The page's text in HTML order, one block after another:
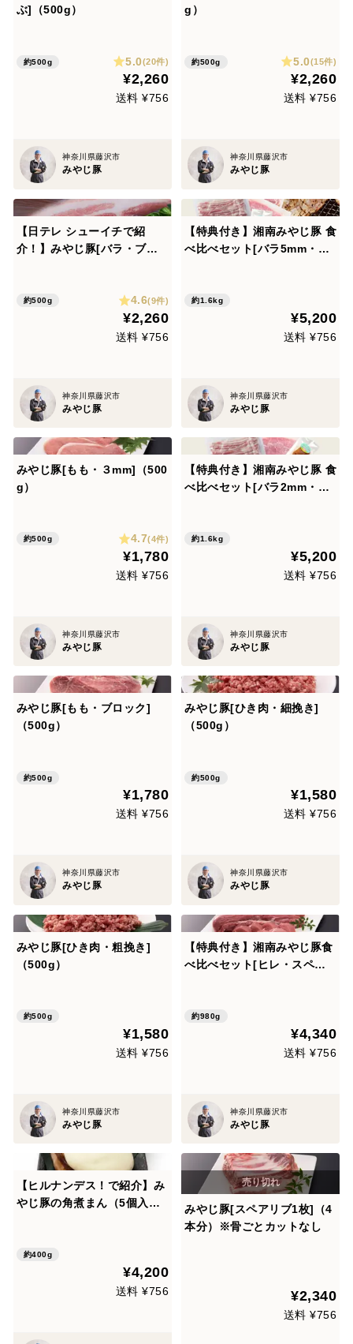
ぶ]（500g）
約500g 5.0(20件)
¥2,260
送料 ¥756
神奈川県藤沢市
みやじ豚
g）
約500g 5.0(15件)
¥2,260
送料 ¥756
神奈川県藤沢市
みやじ豚
【日テレ シューイチで紹
介！】みやじ豚[バラ・ブロ
約500g 4.6(9件)
¥2,260
送料 ¥756
神奈川県藤沢市
みやじ豚
【特典付き】湘南みやじ豚 食
べ比べセット[バラ5mm・も
約1.6kg
¥5,200
送料 ¥756
神奈川県藤沢市
みやじ豚
みやじ豚[もも・３mm]（500
g）
約500g 4.7(4件)
¥1,780
送料 ¥756
神奈川県藤沢市
みやじ豚
【特典付き】湘南みやじ豚 食
べ比べセット[バラ2mm・も
約1.6kg
¥5,200
送料 ¥756
神奈川県藤沢市
みやじ豚
みやじ豚[もも・ブロック]
（500g）
約500g
¥1,780
送料 ¥756
神奈川県藤沢市
みやじ豚
みやじ豚[ひき肉・細挽き]
（500g）
約500g
¥1,580
送料 ¥756
神奈川県藤沢市
みやじ豚
みやじ豚[ひき肉・粗挽き]
（500g）
約500g
¥1,580
送料 ¥756
神奈川県藤沢市
みやじ豚
【特典付き】湘南みやじ豚食
べ比べセット[ヒレ・スペア
約980g
¥4,340
送料 ¥756
神奈川県藤沢市
みやじ豚
【ヒルナンデス！で紹介】み
やじ豚の角煮まん（5個入
約400g
¥4,200
送料 ¥756
みやじ豚[スペアリブ1枚]（4
本分）※骨ごとカットなし
¥2,340
送料 ¥756